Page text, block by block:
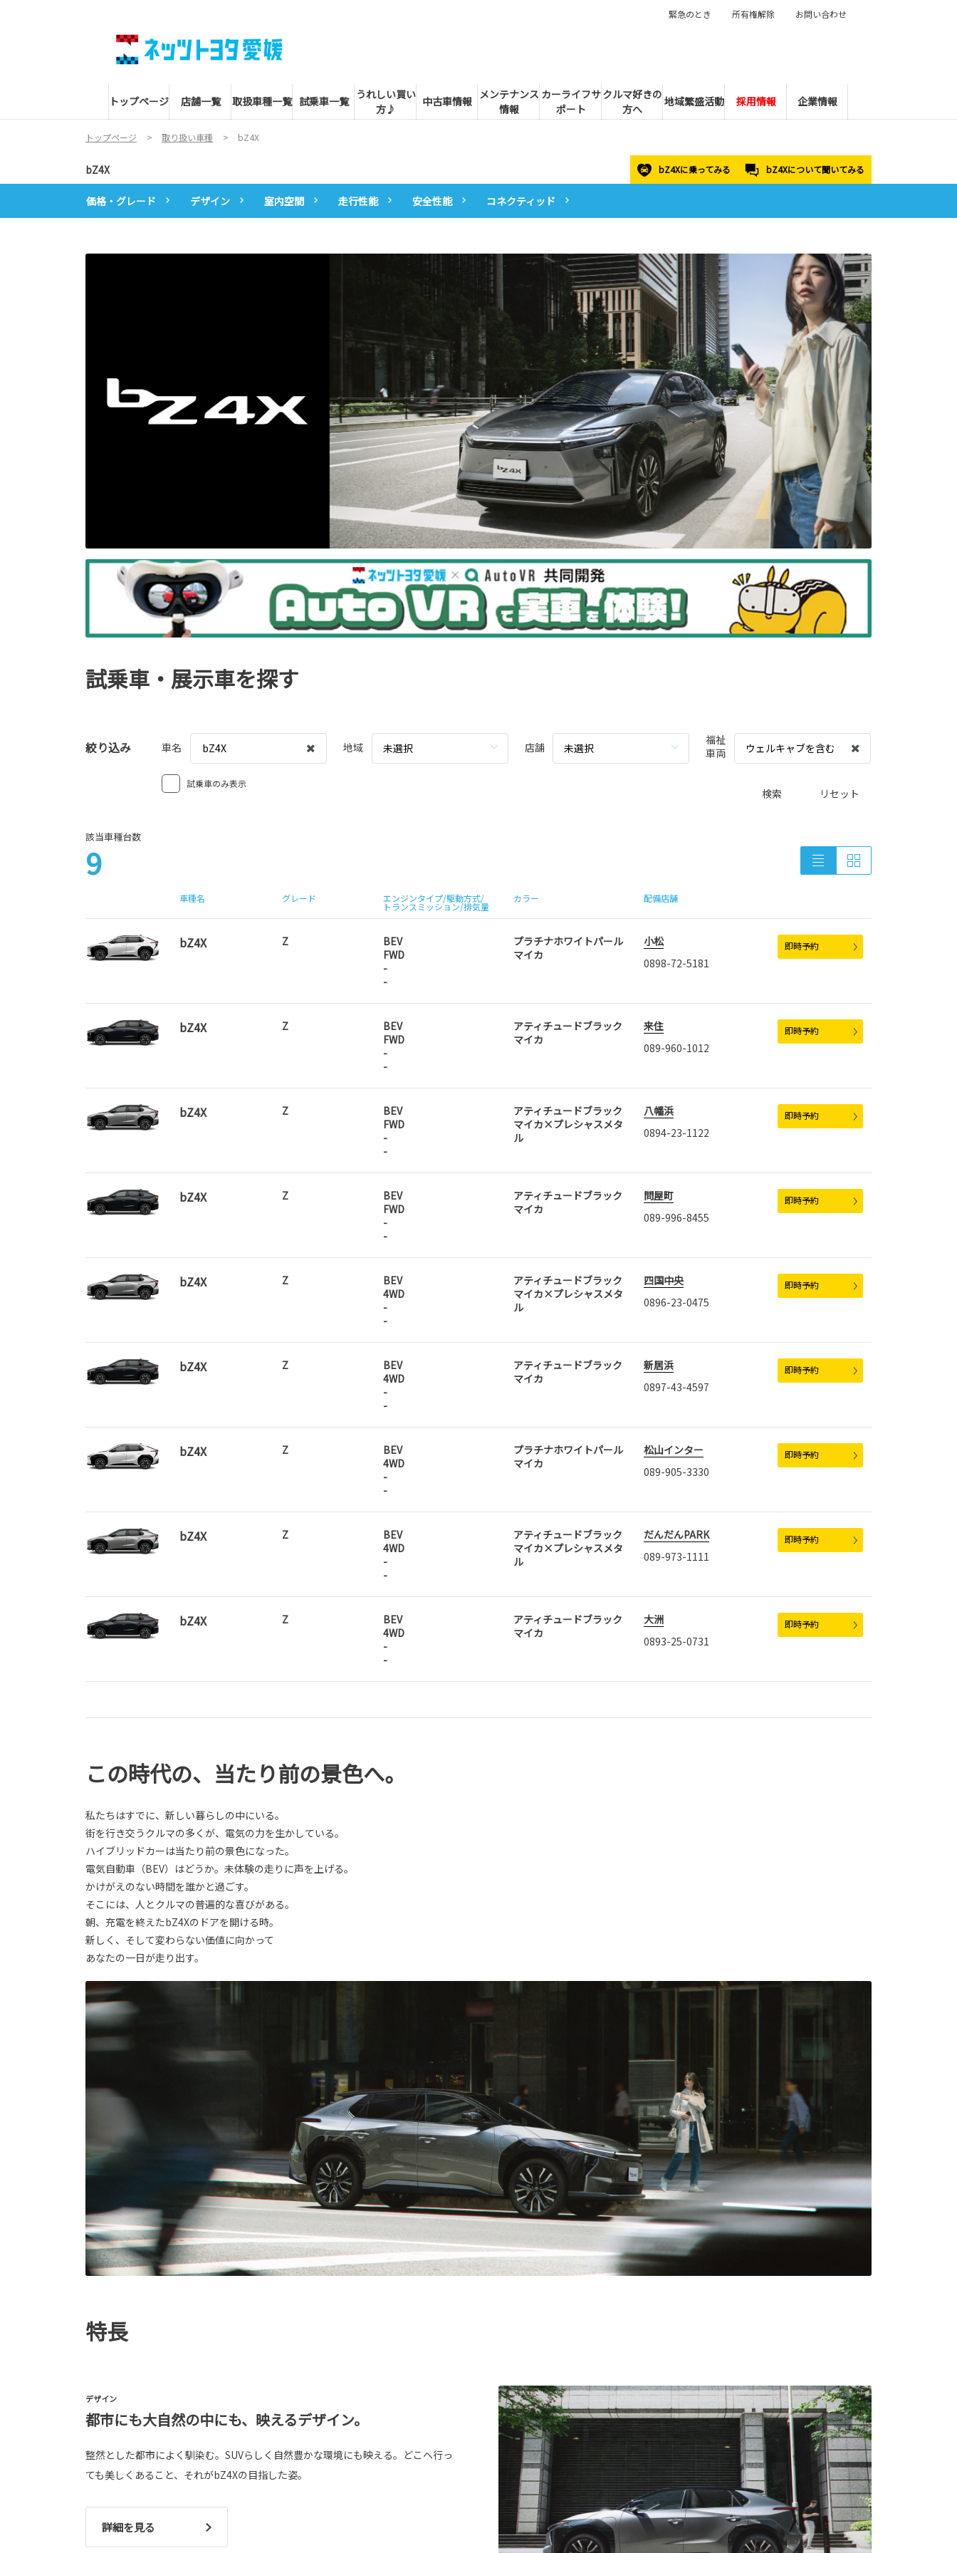
トップページ 店舗一覧 取扱車種一覧 試乗車一覧
うれしい買い
方♪
中古車情報 メンテナンス
情報
カーライフサ
ポート
クルマ好きの
方へ
地域繁盛活動 採用情報 企業情報
緊急のとき 所有権解除 お問い合わせ
トップページ 取り扱い車種 bZ4X
bZ4X bZ4Xに乗ってみる bZ4Xについて聞いてみる
価格・グレード デザイン 室内空間 走行性能 安全性能 コネクティッド
試乗車・展示車を探す
絞り込み 車名 bZ4X 地域 未選択 店舗 未選択
福祉
車両
ウェルキャブを含む
試乗車のみ表示
検索 リセット
該当車種台数
9
車種名 グレード エンジンタイプ/駆動方式/
トランスミッション/排気量
カラー 配備店舗
bZ4X Z
BEV
FWD
-
-
プラチナホワイトパール
マイカ
小松
0898-72-5181
即時予約
bZ4X Z
BEV
FWD
-
-
アティチュードブラック
マイカ
来住
089-960-1012
即時予約
bZ4X Z
BEV
FWD
-
-
アティチュードブラック
マイカ×プレシャスメタ
ル
八幡浜
0894-23-1122
即時予約
bZ4X Z
BEV
FWD
-
-
アティチュードブラック
マイカ
問屋町
089-996-8455
即時予約
bZ4X Z
BEV
4WD
-
-
アティチュードブラック
マイカ×プレシャスメタ
ル
四国中央
0896-23-0475
即時予約
bZ4X Z
BEV
4WD
-
-
アティチュードブラック
マイカ
新居浜
0897-43-4597
即時予約
bZ4X Z
BEV
4WD
-
-
プラチナホワイトパール
マイカ
松山インター
089-905-3330
即時予約
bZ4X Z
BEV
4WD
-
-
アティチュードブラック
マイカ×プレシャスメタ
ル
だんだんPARK
089-973-1111
即時予約
bZ4X Z
BEV
4WD
-
-
アティチュードブラック
マイカ
大洲
0893-25-0731
即時予約
この時代の、当たり前の景色へ。
私たちはすでに、新しい暮らしの中にいる。
街を行き交うクルマの多くが、電気の力を生かしている。
ハイブリッドカーは当たり前の景色になった。
電気自動車（BEV）はどうか。未体験の走りに声を上げる。
かけがえのない時間を誰かと過ごす。
そこには、人とクルマの普遍的な喜びがある。
朝、充電を終えたbZ4Xのドアを開ける時。
新しく、そして変わらない価値に向かって
あなたの一日が走り出す。
特長
デザイン
都市にも大自然の中にも、映えるデザイン。
整然とした都市によく馴染む。SUVらしく自然豊かな環境にも映える。どこへ行っ
ても美しくあること、それがbZ4Xの目指した姿。
詳細を見る